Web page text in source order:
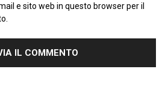
e sito web in questo browser per il